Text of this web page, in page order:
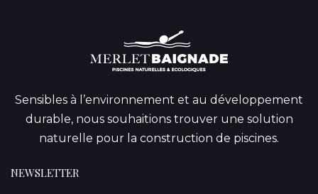
Sensibles à l’environnement et au développement
durable, nous souhaitions trouver une solution
naturelle pour la construction de piscines.
NEWSLETTER